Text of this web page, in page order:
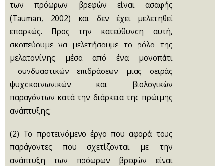
των πρόωρων βρεφών είναι ασαφής
(Tauman, 2002) και δεν έχει μελετηθεί
επαρκώς. Προς την κατεύθυνση αυτή,
σκοπεύουμε να μελετήσουμε το ρόλο της
μελατονίνης μέσα από ένα μονοπάτι
συνδυαστικών επιδράσεων μιας σειράς
ψυχοκοινωνικών και βιολογικών
παραγόντων κατά την διάρκεια της πρώιμης
ανάπτυξης;
(2) Το προτεινόμενο έργο που αφορά τους
παράγοντες που σχετίζονται με την
ανάπτυξη των πρόωρων βρεφών είναι